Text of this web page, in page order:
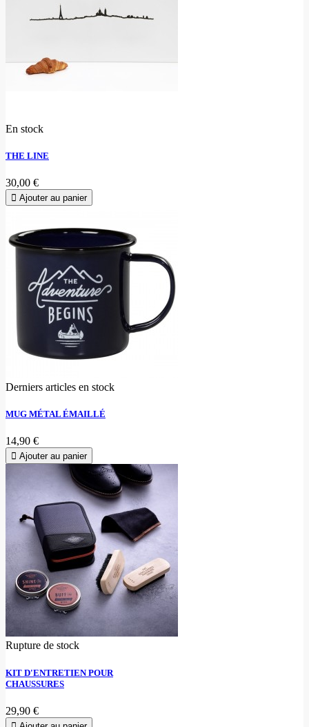
En stock
THE LINE
30,00 €
Ajouter au panier
Derniers articles en stock
MUG MÉTAL ÉMAILLÉ
14,90 €
Ajouter au panier
Rupture de stock
KIT D'ENTRETIEN POUR
CHAUSSURES
29,90 €